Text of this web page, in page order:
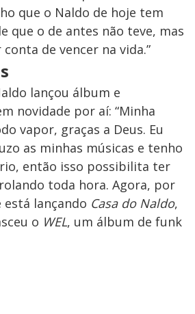
que o Naldo de hoje tem
que o de antes não teve, mas
de vencer na vida.”
lançou álbum e
novidade por aí: “Minha
vapor, graças a Deus. Eu
as minhas músicas e tenho
então isso possibilita ter
toda hora. Agora, por
lançando Casa do Naldo,
o WEL, um álbum de funk